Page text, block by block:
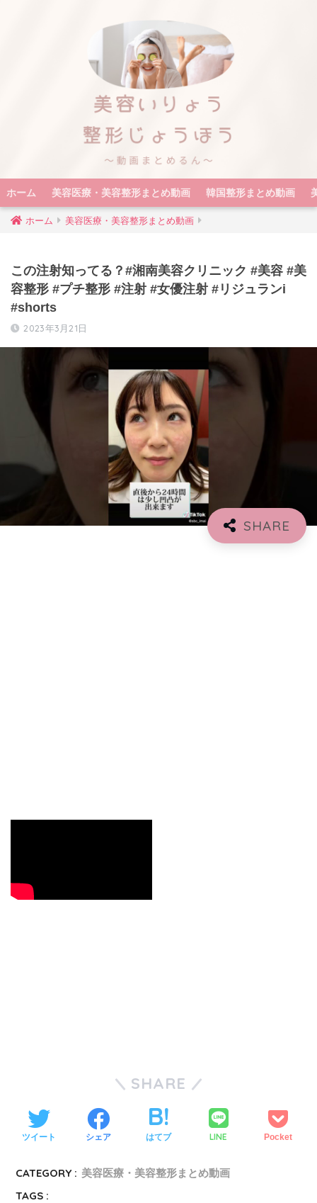
ホーム 美容医療・美容整形まとめ動画 韓国整形まとめ動画
ホーム 美容医療・美容整形まとめ動画
この注射知ってる？#湘南美容クリニック #美容 #美
容整形 #プチ整形 #注射 #女優注射 #リジュランi
#shorts
2023年3月21日
SHARE
ツイート シェア はてブ LINE Pocket
CATEGORY : 美容医療・美容整形まとめ動画
TAGS :